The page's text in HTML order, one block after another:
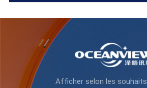
Afficher selon les souhaits